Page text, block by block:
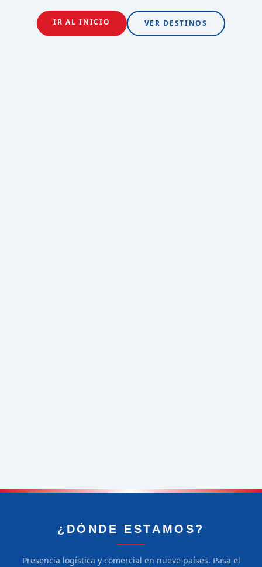
IR AL INICIO VER DESTINOS
¿DÓNDE ESTAMOS?
Presencia logística y comercial en nueve países. Pasa el